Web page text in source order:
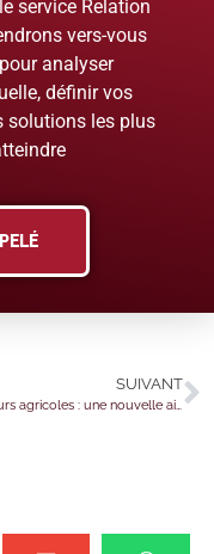
service Relation
vers-vous
analyser
définir vos
solutions les plus
SUIVANT
Travailleurs agricoles : une nouvelle aide à la promotion collective agricole